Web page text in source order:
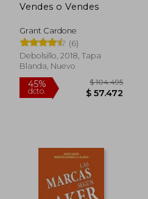
45%
dcto. $ 93.844
Vendes o Vendes
Grant Cardone
(6)
Debolsillo, 2018, Tapa
Blanda, Nuevo